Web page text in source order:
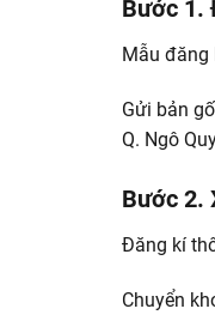
Bước 1.
Mẫu đăng
Gửi bản
Q. Ngô
Bước 2.
Đăng kí
Chuyển